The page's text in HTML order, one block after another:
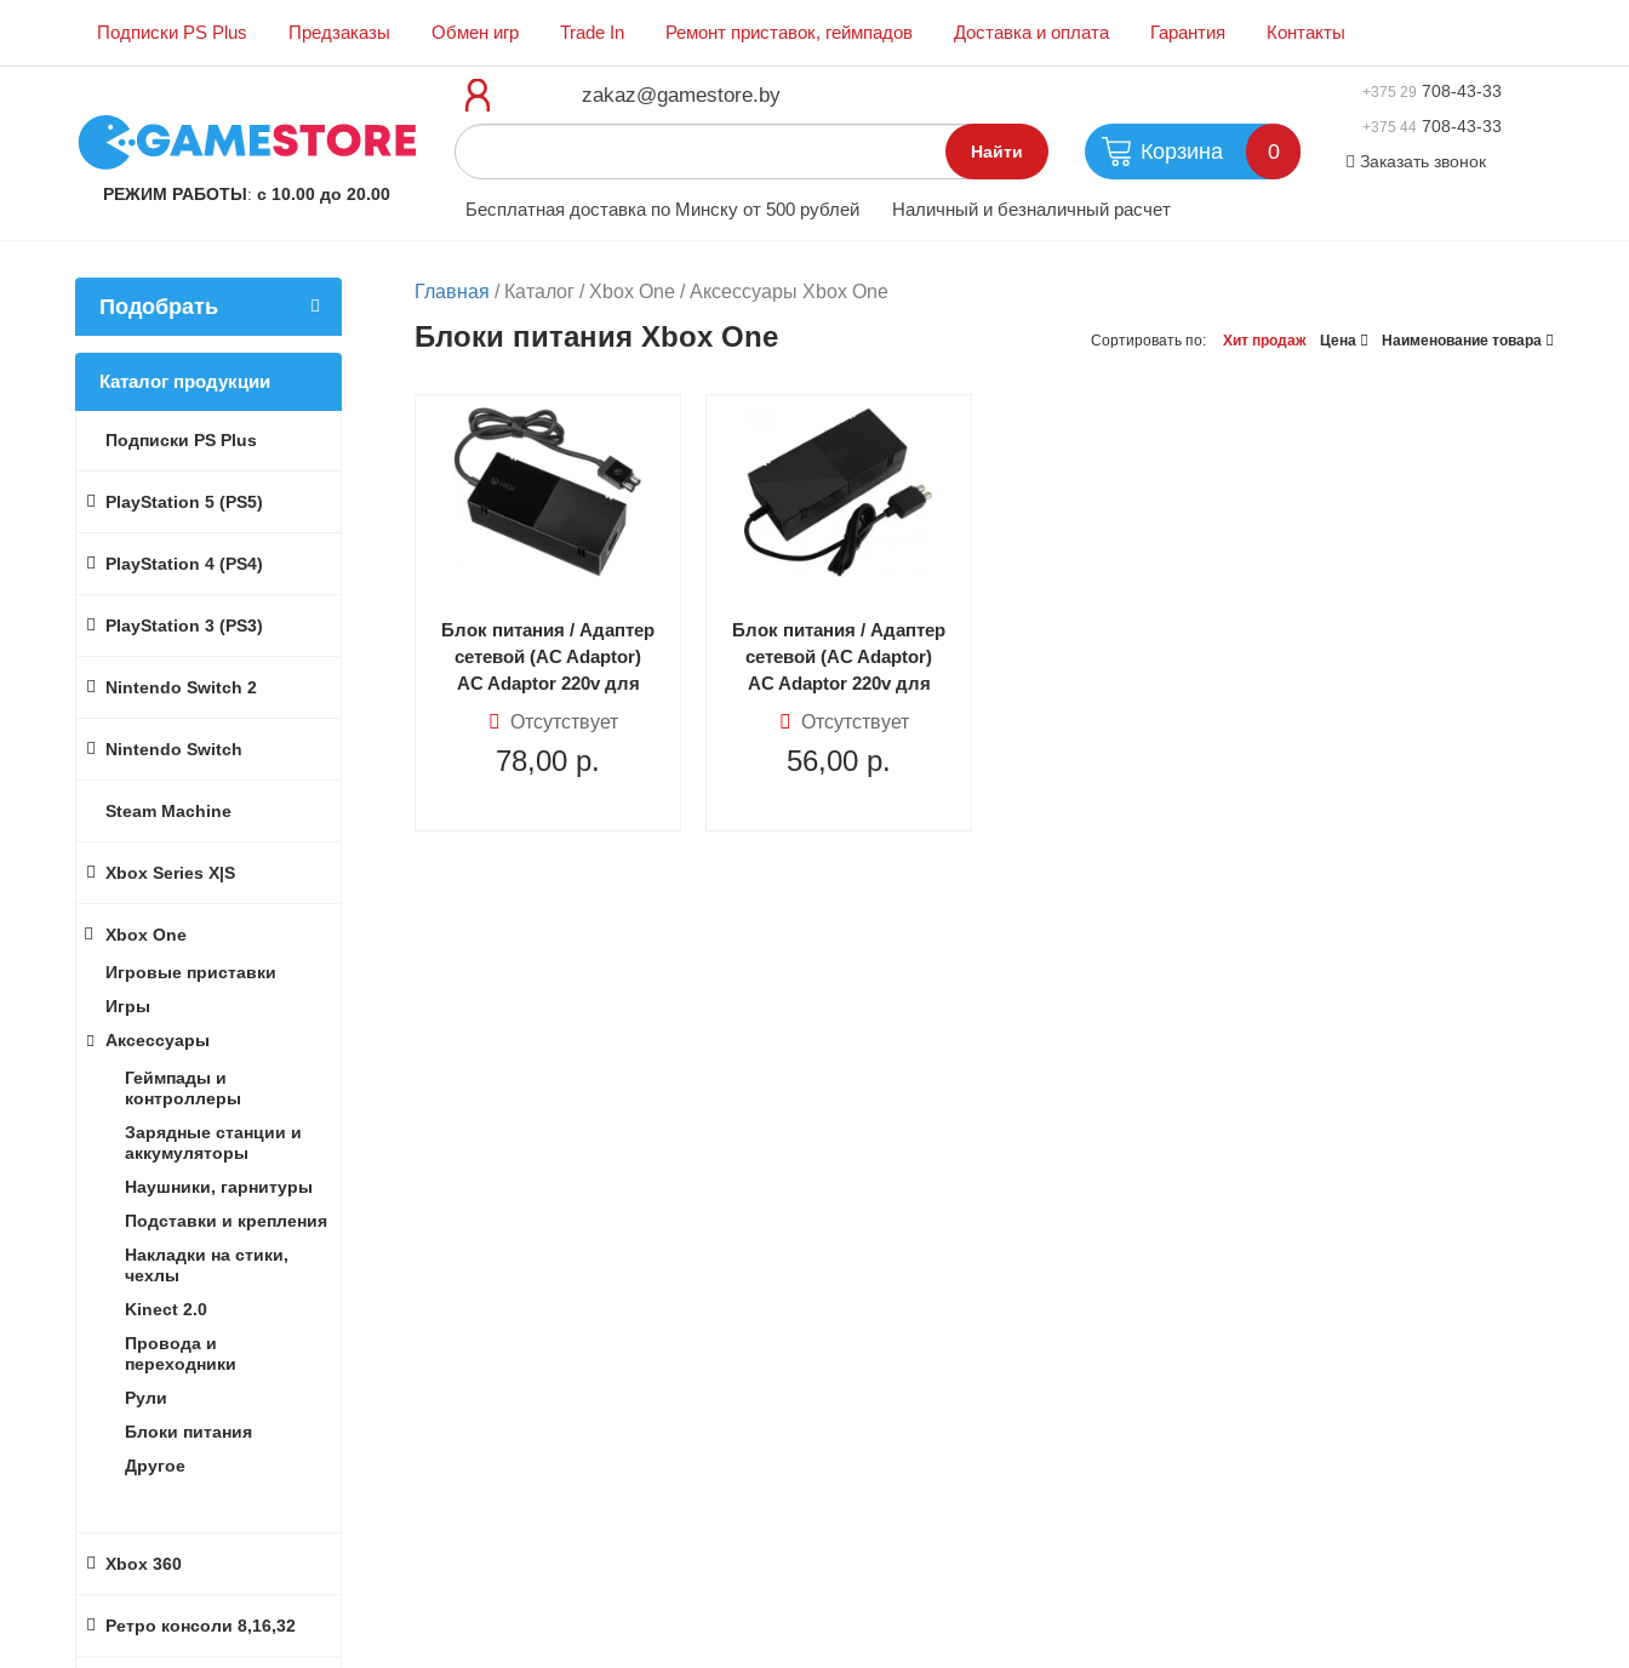
Подписки PS Plus Предзаказы Обмен игр Trade In Ремонт приставок, геймпадов Доставка и оплата Гарантия Контакты
РЕЖИМ РАБОТЫ: с 10.00 до 20.00
zakaz@gamestore.by
Найти Корзина 0
+375 29 708-43-33
+375 44708-43-33
Заказать звонок
Бесплатная доставка по Минску от 500 рублей Наличный и безналичный расчет
Главная / Каталог / Xbox One /Аксессуары Xbox One
Сортировать по: Хит продаж Цена Наименование товара
Блоки питания Xbox One
Блок питания / Адаптер
сетевой (AC Adaptor)
AC Adaptor 220v для
Xbox One Оригинал
(Xbox One)
Отсутствует
78,00 р.
Блок питания / Адаптер
сетевой (AC Adaptor)
AC Adaptor 220v для
Xbox One (Xbox One)
Отсутствует
56,00 р.
Подобрать
Каталог продукции
Подписки PS Plus
PlayStation 5 (PS5)
PlayStation 4 (PS4)
PlayStation 3 (PS3)
Nintendo Switch 2
Nintendo Switch
Steam Machine
Xbox Series X|S
Xbox One
Игровые приставки
Игры
Аксессуары
Геймпады и
контроллеры
Зарядные станции и
аккумуляторы
Наушники, гарнитуры
Подставки и крепления
Накладки на стики,
чехлы
Kinect 2.0
Провода и
переходники
Рули
Блоки питания
Другое
Xbox 360
Ретро консоли 8,16,32